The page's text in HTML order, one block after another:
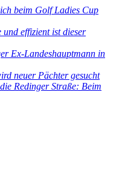
beim Golf Ladies Cup
und effizient ist dieser
Ex-Landeshauptmann in
neuer Pächter gesucht
Redinger Straße: Beim